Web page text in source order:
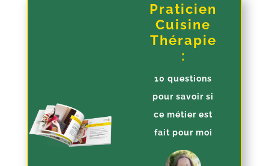
Praticien
Cuisine
Thérapie
:
10 questions
pour savoir si
ce métier est
fait pour moi